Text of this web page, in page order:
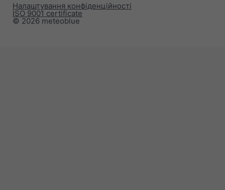
© 2026 meteoblue
ISO 9001 certificate
Налаштування конфіденційності